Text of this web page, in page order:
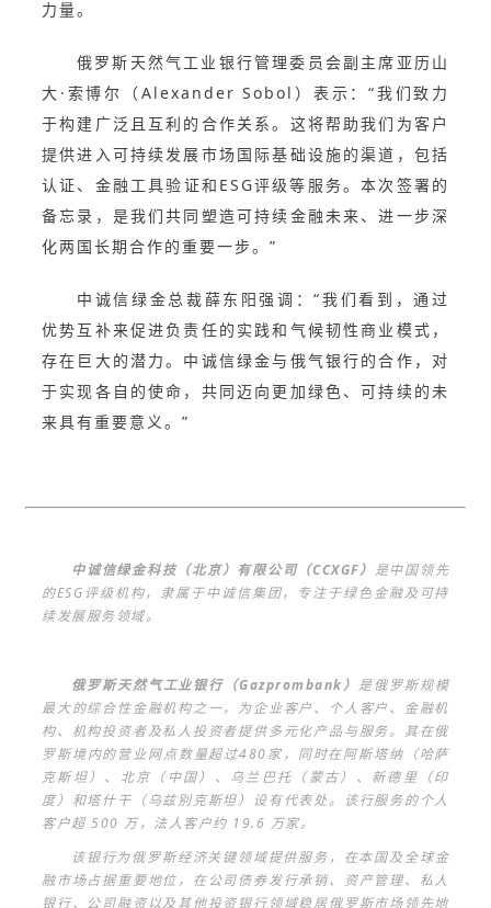
力量。
俄罗斯天然气工业银行管理委员会副主席亚历山
大·索博尔（Alexander Sobol）表示：“我们致力
于构建广泛且互利的合作关系。这将帮助我们为客户
提供进入可持续发展市场国际基础设施的渠道，包括
认证、金融工具验证和ESG评级等服务。本次签署的
备忘录，是我们共同塑造可持续金融未来、进一步深
化两国长期合作的重要一步。”
中诚信绿金总裁薛东阳强调：“我们看到，通过
优势互补来促进负责任的实践和气候韧性商业模式，
存在巨大的潜力。中诚信绿金与俄气银行的合作，对
于实现各自的使命，共同迈向更加绿色、可持续的未
来具有重要意义。”
中诚信绿金科技（北京）有限公司（CCXGF） 是中国领先
的ESG评级机构，隶属于中诚信集团，专注于绿色金融及可持
续发展服务领域。
俄罗斯天然气工业银行（Gazprombank） 是俄罗斯规模
最大的综合性金融机构之一，为企业客户、个人客户、金融机
构、机构投资者及私人投资者提供多元化产品与服务。其在俄
罗斯境内的营业网点数量超过480家，同时在阿斯塔纳（哈萨
克斯坦）、北京（中国）、乌兰巴托（蒙古）、新德里（印
度）和塔什干（乌兹别克斯坦）设有代表处。该行服务的个人
客户超 500 万，法人客户约 19.6 万家。
该银行为俄罗斯经济关键领域提供服务，在本国及全球金
融市场占据重要地位，在公司债券发行承销、资产管理、私人
银行、公司融资以及其他投资银行领域稳居俄罗斯市场领先地